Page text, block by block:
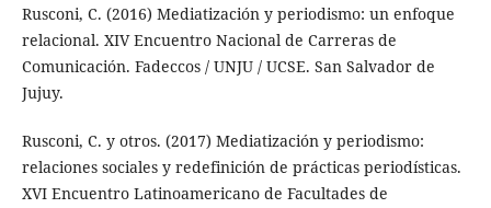
Rusconi, C. (2016) Mediatización y periodismo: un enfoque
relacional. XIV Encuentro Nacional de Carreras de
Comunicación. Fadeccos / UNJU / UCSE. San Salvador de
Jujuy.
Rusconi, C. y otros. (2017) Mediatización y periodismo:
relaciones sociales y redefinición de prácticas periodísticas.
XVI Encuentro Latinoamericano de Facultades de